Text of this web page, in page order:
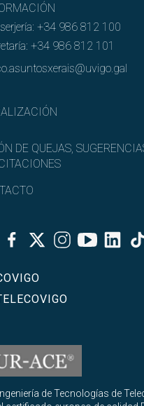
+34 986 812 100
+34 986 812 101
DE QUEJAS,
FacebookTwitterInstagramYoutubeLinkedin
de Tecnologías de